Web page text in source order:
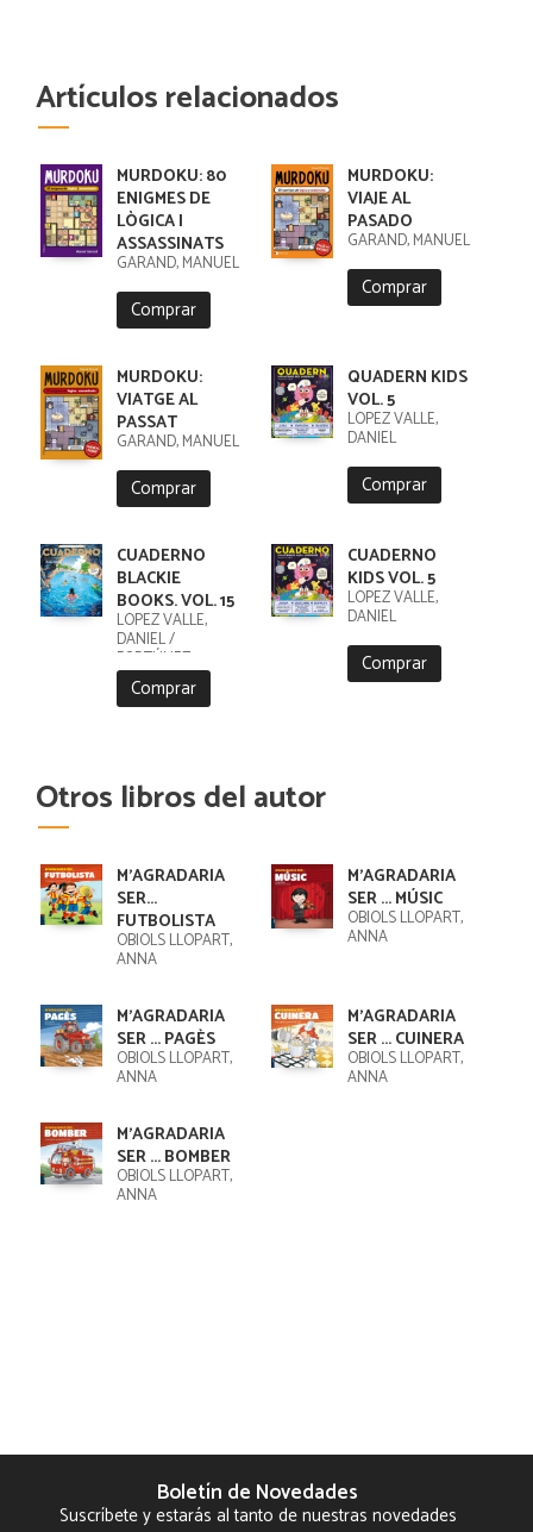
Artículos relacionados
MURDOKU: 80
ENIGMES DE
LÒGICA I
ASSASSINATS
GARAND, MANUEL
Comprar
MURDOKU:
VIAJE AL
PASADO
GARAND, MANUEL
Comprar
MURDOKU:
VIATGE AL
PASSAT
GARAND, MANUEL
Comprar
QUADERN KIDS
VOL. 5
LÓPEZ VALLE,
DANIEL
Comprar
CUADERNO
BLACKIE
BOOKS. VOL. 15
LÓPEZ VALLE,
DANIEL /
FORTÚNEZ,
CRISTOBAL
Comprar
CUADERNO
KIDS VOL. 5
LÓPEZ VALLE,
DANIEL
Comprar
Otros libros del autor
M'AGRADARIA
SER...
FUTBOLISTA
OBIOLS LLOPART,
ANNA
M'AGRADARIA
SER ... MÚSIC
OBIOLS LLOPART,
ANNA
M'AGRADARIA
SER ... PAGÈS
OBIOLS LLOPART,
ANNA
M'AGRADARIA
SER ... CUINERA
OBIOLS LLOPART,
ANNA
M'AGRADARIA
SER ... BOMBER
OBIOLS LLOPART,
ANNA
Boletín de Novedades
Suscríbete y estarás al tanto de nuestras novedades